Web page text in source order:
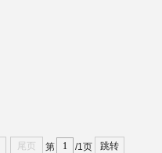
尾页 第 /1页 跳转